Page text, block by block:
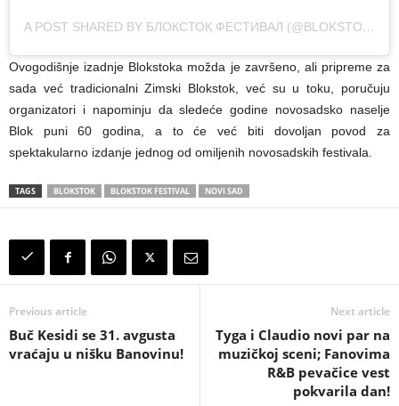
A POST SHARED BY БЛОКСТОК ФЕСТИВАЛ (@BLOKSTOKFESTIVAL)
Ovogodišnje izadnje Blokstoka možda je završeno, ali pripreme za
sada već tradicionalni Zimski Blokstok, već su u toku, poručuju
organizatori i napominju da sledeće godine novosadsko naselje
Blok puni 60 godina, a to će već biti dovoljan povod za
spektakularno izdanje jednog od omiljenih novosadskih festivala.
TAGS BLOKSTOK BLOKSTOK FESTIVAL NOVI SAD
Previous article
Buč Kesidi se 31. avgusta
vraćaju u nišku Banovinu!
Next article
Tyga i Claudio novi par na
muzičkoj sceni; Fanovima
R&B pevačice vest
pokvarila dan!